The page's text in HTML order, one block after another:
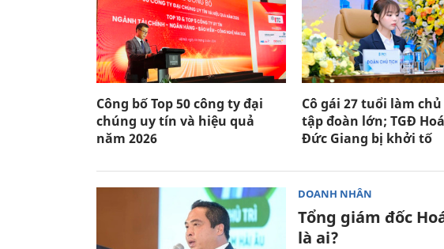
Công bố Top 50 công ty đại
chúng uy tín và hiệu quả
năm 2026
Cô gái 27 tuổi làm
tập đoàn lớn; TGĐ
Đức Giang bị khởi tố
DOANH NHÂN
Tổng giám đốc
là ai?